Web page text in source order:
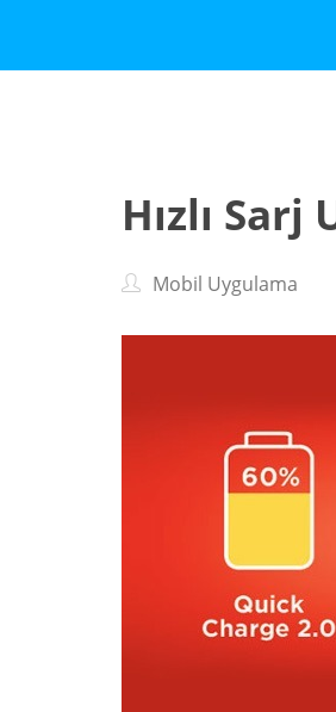
Hızlı
Mobil Uygulama